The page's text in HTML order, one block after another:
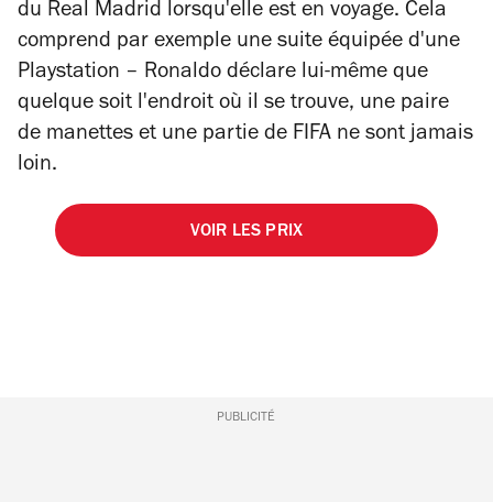
du Real Madrid lorsqu'elle est en voyage. Cela
comprend par exemple une suite équipée d'une
Playstation – Ronaldo déclare lui-même que
quelque soit l'endroit où il se trouve, une paire
de manettes et une partie de FIFA ne sont jamais
loin.
VOIR LES PRIX
PUBLICITÉ